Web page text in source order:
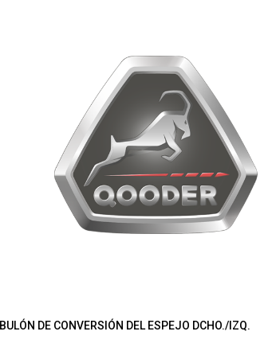
BULÓN DE CONVERSIÓN DEL ESPEJO DCHO./IZQ.